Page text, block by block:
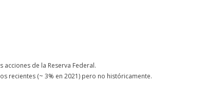
de la Reserva Federal.
recientes (~ 3% en 2021) pero no históricamente.